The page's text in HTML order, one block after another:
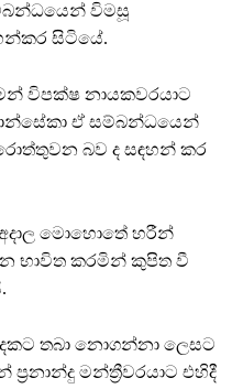
විමසූ
සිටියේ.
විපක්ෂ නායකවරයාට
ඒ සම්බන්ධයෙන්
බව ද සඳහන් කර
අදාල මොහොතේ හරීන්
භාවිත කරමින් කුපිත වී
තබා නොගන්නා ලෙසට
මන්ත්‍රීවරයාට එහිදී